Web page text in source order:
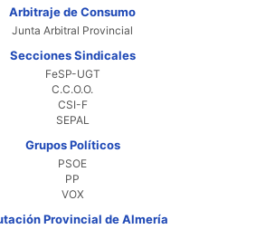
Arbitraje de Consumo
Junta Arbitral Provincial
Secciones Sindicales
FeSP-UGT
C.C.O.O.
CSI-F
SEPAL
Grupos Políticos
PSOE
PP
VOX
Provincial de Almería